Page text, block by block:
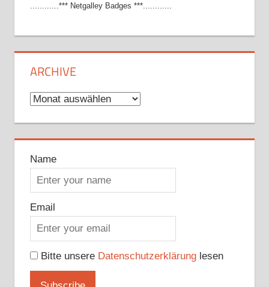
............*** Netgalley Badges ***............
ARCHIVE
Archive
Name
Email
Bitte unsere Datenschutzerklärunglesen